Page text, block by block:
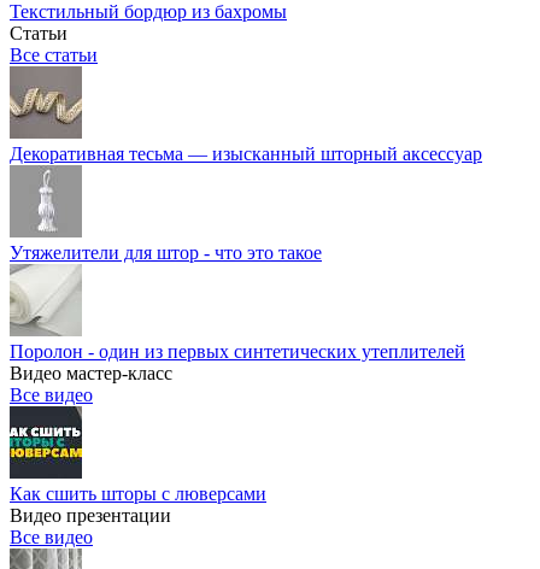
Текстильный бордюр из бахромы
Статьи
Все статьи
Декоративная тесьма — изысканный шторный аксессуар
Утяжелители для штор - что это такое
Поролон - один из первых синтетических утеплителей
Видео мастер-класс
Все видео
Как сшить шторы с люверсами
Видео презентации
Все видео